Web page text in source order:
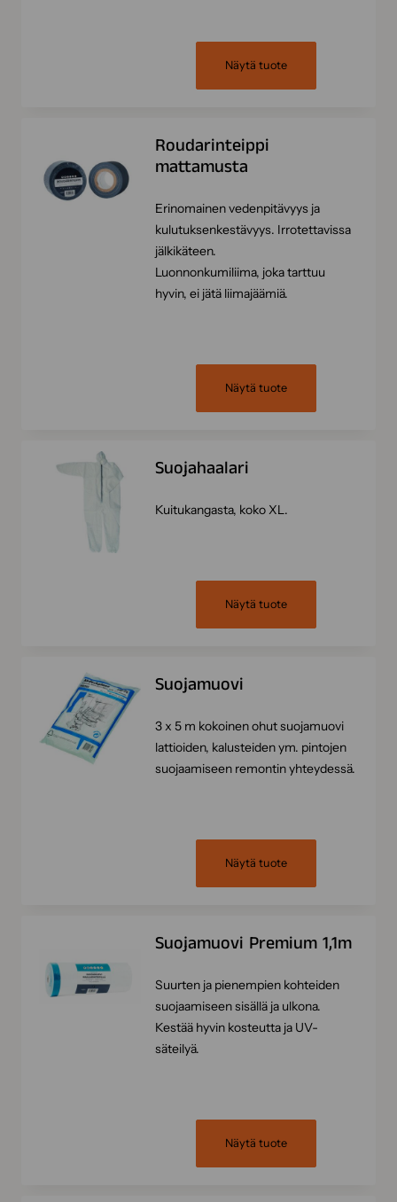
Näytä tuote
Roudarinteippi
mattamusta
Erinomainen vedenpitävyys ja
kulutuksenkestävyys. Irrotettavissa
jälkikäteen.
Luonnonkumiliima, joka tarttuu
hyvin, ei jätä liimajäämiä.
Näytä tuote
Suojahaalari
Kuitukangasta, koko XL.
Näytä tuote
Suojamuovi
3 x 5 m kokoinen ohut suojamuovi
lattioiden, kalusteiden ym. pintojen
suojaamiseen remontin yhteydessä.
Näytä tuote
Suojamuovi Premium 1,1m
Suurten ja pienempien kohteiden
suojaamiseen sisällä ja ulkona.
Kestää hyvin kosteutta ja UV-
säteilyä.
Näytä tuote